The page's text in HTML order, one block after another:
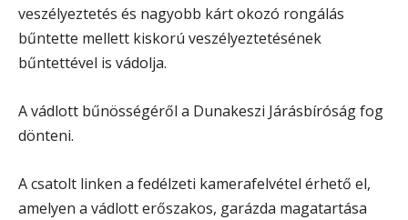
veszélyeztetés és nagyobb kárt okozó rongálás
bűntette mellett kiskorú veszélyeztetésének
bűntettével is vádolja.
A vádlott bűnösségéről a Dunakeszi Járásbíróság fog
dönteni.
A csatolt linken a fedélzeti kamerafelvétel érhető el,
amelyen a vádlott erőszakos, garázda magatartása